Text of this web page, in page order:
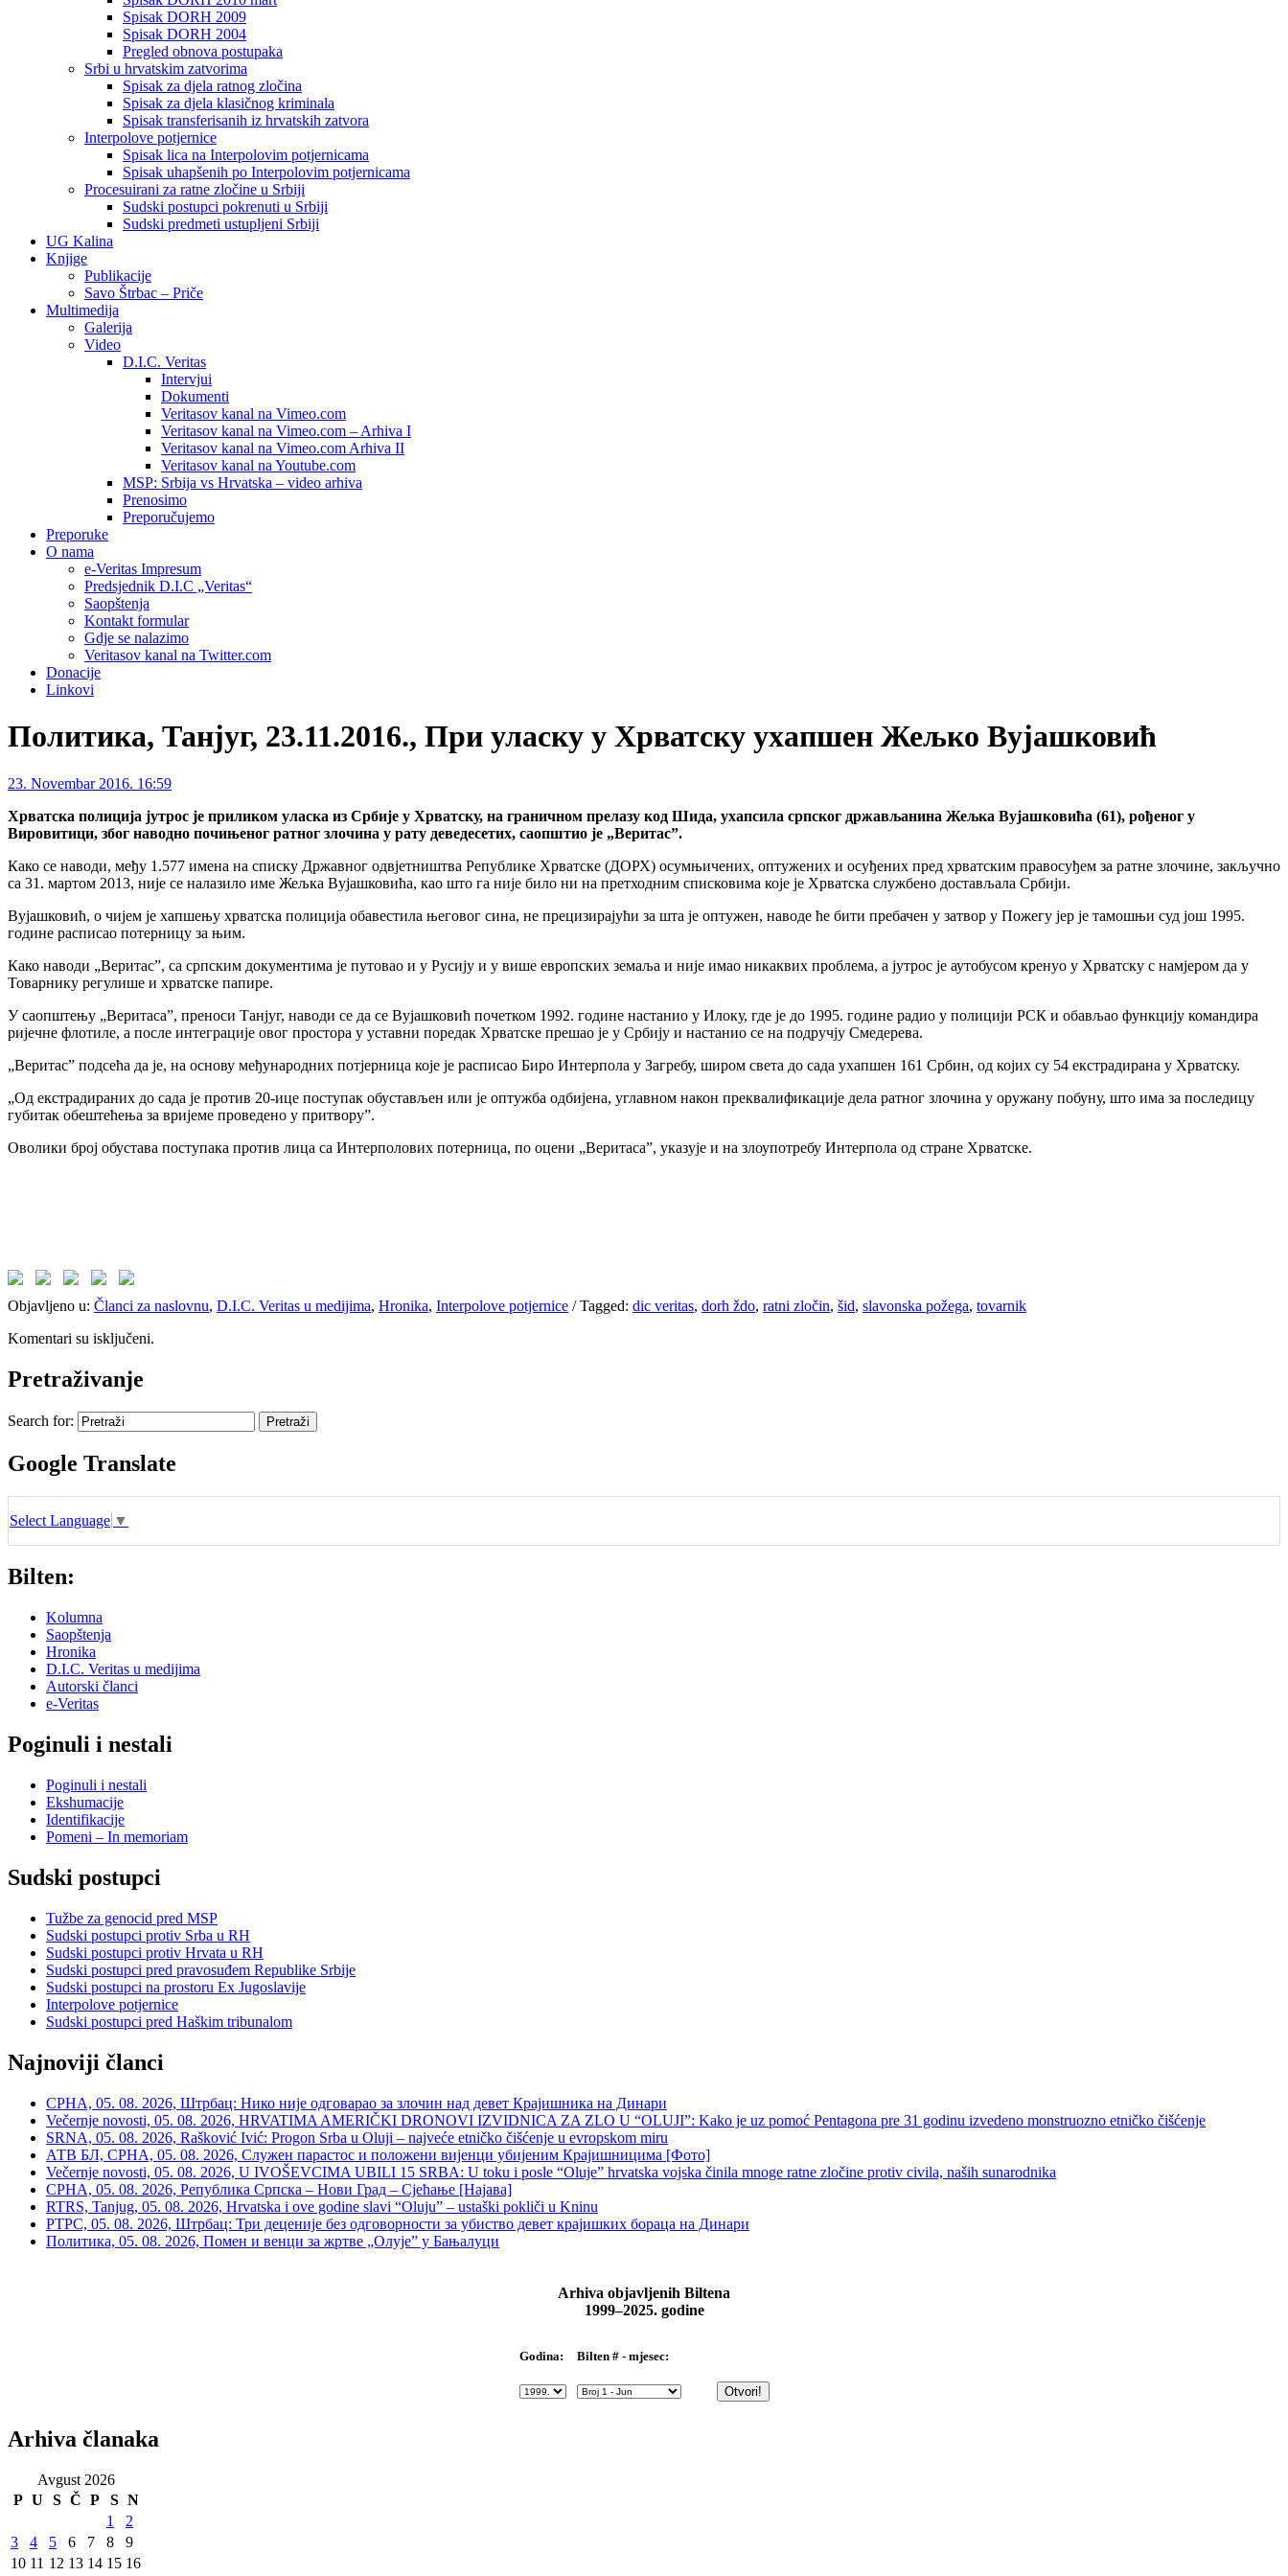
Spisak DORH 2009
Spisak DORH 2004
Pregled obnova postupaka
Srbi u hrvatskim zatvorima
Spisak za djela ratnog zločina
Spisak za djela klasičnog kriminala
Spisak transferisanih iz hrvatskih zatvora
Interpolove potjernice
Spisak lica na Interpolovim potjernicama
Spisak uhapšenih po Interpolovim potjernicama
Procesuirani za ratne zločine u Srbiji
Sudski postupci pokrenuti u Srbiji
Sudski predmeti ustupljeni Srbiji
UG Kalina
Knjige
Publikacije
Savo Štrbac – Priče
Multimedija
Galerija
Video
D.I.C. Veritas
Intervjui
Dokumenti
Veritasov kanal na Vimeo.com
Veritasov kanal na Vimeo.com – Arhiva I
Veritasov kanal na Vimeo.com Arhiva II
Veritasov kanal na Youtube.com
MSP: Srbija vs Hrvatska – video arhiva
Prenosimo
Preporučujemo
Preporuke
O nama
e-Veritas Impresum
Predsjednik D.I.C „Veritas“
Saopštenja
Kontakt formular
Gdje se nalazimo
Veritasov kanal na Twitter.com
Donacije
Linkovi
Политика, Танјуг, 23.11.2016., При уласку у Хрватску ухапшен Жељко Вујашковић
23. Novembar 2016. 16:59
Хрватска полиција јутрос је приликом уласка из Србије у Хрватску, на граничном прелазу код Шида, ухапсила српског држављанина Жељка Вујашковића (61), рођеног у
Вировитици, због наводно почињеног ратног злочина у рату деведесетих, саопштио је „Веритас”.
Како се наводи, међу 1.577 имена на списку Државног одвјетништва Републике Хрватске (ДОРХ) осумњичених, оптужених и осуђених пред хрватским правосуђем за ратне злочине, закључно
са 31. мартом 2013, није се налазило име Жељка Вујашковића, као што га није било ни на претходним списковима које је Хрватска службено достављала Србији.
Вујашковић, о чијем је хапшењу хрватска полиција обавестила његовог сина, не прецизирајући за шта је оптужен, наводе ће бити пребачен у затвор у Пожегу јер је тамошњи суд још 1995.
године расписао потерницу за њим.
Како наводи „Веритас”, са српским документима је путовао и у Русију и у више европских земаља и није имао никаквих проблема, а јутрос је аутобусом кренуо у Хрватску с намјером да у
Товарнику регулише и хрватске папире.
У саопштењу „Веритаса”, преноси Танјуг, наводи се да се Вујашковић почетком 1992. године настанио у Илоку, где је до 1995. године радио у полицији РСК и обављао функцију командира
ријечне флотиле, а после интеграције овог простора у уставни поредак Хрватске прешао је у Србију и настанио се на подручју Смедерева.
„Веритас” подсећа да је, на основу међународних потјерница које је расписао Биро Интерпола у Загребу, широм света до сада ухапшен 161 Србин, од којих су 54 екстрадирана у Хрватску.
„Од екстрадираних до сада је против 20-ице поступак обустављен или је оптужба одбијена, углавном након преквалификације дела ратног злочина у оружану побуну, што има за последицу
губитак обештећења за вријеме проведено у притвору”.
Оволики број обустава поступака против лица са Интерполових потерница, по оцени „Веритаса”, указује и на злоупотребу Интерпола од стране Хрватске.
Objavljeno u: Članci za naslovnu, D.I.C. Veritas u medijima, Hronika, Interpolove potjernice /Tagged: dic veritas, dorh ždo, ratni zločin, šid, slavonska požega, tovarnik
Komentari su isključeni.
Pretraživanje
Search for:
Google Translate
Select Language ▼
Bilten:
Kolumna
Saopštenja
Hronika
D.I.C. Veritas u medijima
Autorski članci
e-Veritas
Poginuli i nestali
Poginuli i nestali
Ekshumacije
Identifikacije
Pomeni – In memoriam
Sudski postupci
Tužbe za genocid pred MSP
Sudski postupci protiv Srba u RH
Sudski postupci protiv Hrvata u RH
Sudski postupci pred pravosuđem Republike Srbije
Sudski postupci na prostoru Ex Jugoslavije
Interpolove potjernice
Sudski postupci pred Haškim tribunalom
Najnoviji članci
СРНА, 05. 08. 2026, Штрбац: Нико није одговарао за злочин над девет Крајишника на Динари
Večernje novosti, 05. 08. 2026, HRVATIMA AMERIČKI DRONOVI IZVIDNICA ZA ZLO U “OLUJI”: Kako je uz pomoć Pentagona pre 31 godinu izvedeno monstruozno etničko čišćenje
SRNA, 05. 08. 2026, Rašković Ivić: Progon Srba u Oluji – najveće etničko čišćenje u evropskom miru
АТВ БЛ, СРНА, 05. 08. 2026, Служен парастос и положени вијенци убијеним Крајишницима [Фото]
Večernje novosti, 05. 08. 2026, U IVOŠEVCIMA UBILI 15 SRBA: U toku i posle “Oluje” hrvatska vojska činila mnoge ratne zločine protiv civila, naših sunarodnika
СРНА, 05. 08. 2026, Република Српска – Нови Град – Сјећање [Најава]
RTRS, Tanjug, 05. 08. 2026, Hrvatska i ove godine slavi “Oluju” – ustaški pokliči u Kninu
РТРС, 05. 08. 2026, Штрбац: Три деценије без одговорности за убиство девет крајишких бораца на Динари
Политика, 05. 08. 2026, Помен и венци за жртве „Олује” у Бањалуци
Arhiva objavljenih Biltena
1999–2025. godine
Godina: Bilten # - mjesec:
Arhiva članaka
Avgust 2026
P U S Č P S N
1
2
3
4 5 6 7 8
9
10 11 12 13 14 15 16